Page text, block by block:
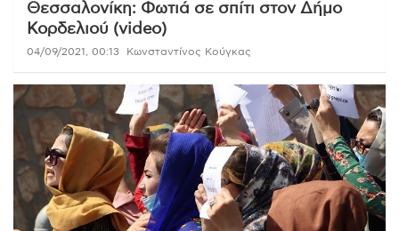
Θεσσαλονίκη: Φωτιά σε σπίτι στον Δήμο
Κορδελιού (video)
04/09/2021, 00:13 Κωνσταντίνος Κούγκας